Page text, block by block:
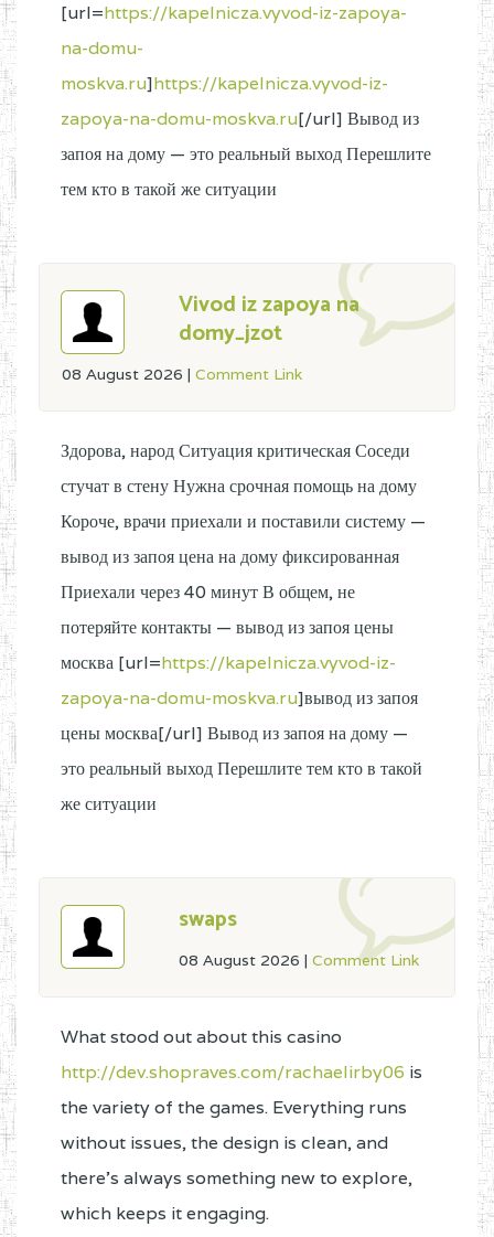
[url=https://kapelnicza.vyvod-iz-zapoya-
na-domu-
moskva.ru]https://kapelnicza.vyvod-iz-
zapoya-na-domu-moskva.ru[/url] Вывод из
запоя на дому — это реальный выход Перешлите
тем кто в такой же ситуации
Vivod iz zapoya na
domy_jzot
08 August 2026 | Comment Link
Здорова, народ Ситуация критическая Соседи
стучат в стену Нужна срочная помощь на дому
Короче, врачи приехали и поставили систему —
вывод из запоя цена на дому фиксированная
Приехали через 40 минут В общем, не
потеряйте контакты — вывод из запоя цены
москва [url=https://kapelnicza.vyvod-iz-
zapoya-na-domu-moskva.ru]вывод из запоя
цены москва[/url] Вывод из запоя на дому —
это реальный выход Перешлите тем кто в такой
же ситуации
swaps
08 August 2026 | Comment Link
What stood out about this casino
http://dev.shopraves.com/rachaelirby06 is
the variety of the games. Everything runs
without issues, the design is clean, and
there’s always something new to explore,
which keeps it engaging.